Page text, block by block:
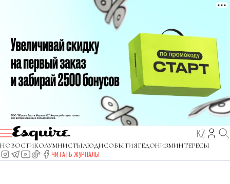
KZ
НОВОСТИКОЛУМНИСТЫЛЮДИСОБЫТИЯГЕДОНИЗМИНТЕРЕСЫ
ЧИТАТЬ ЖУРНАЛЫ